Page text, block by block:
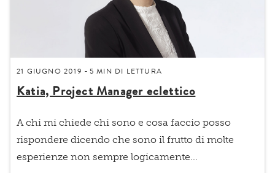
21 GIUGNO 2019 - 5 MIN DI LETTURA
Katia, Project Manager eclettico
A chi mi chiede chi sono e cosa faccio posso
rispondere dicendo che sono il frutto di molte
esperienze non sempre logicamente...